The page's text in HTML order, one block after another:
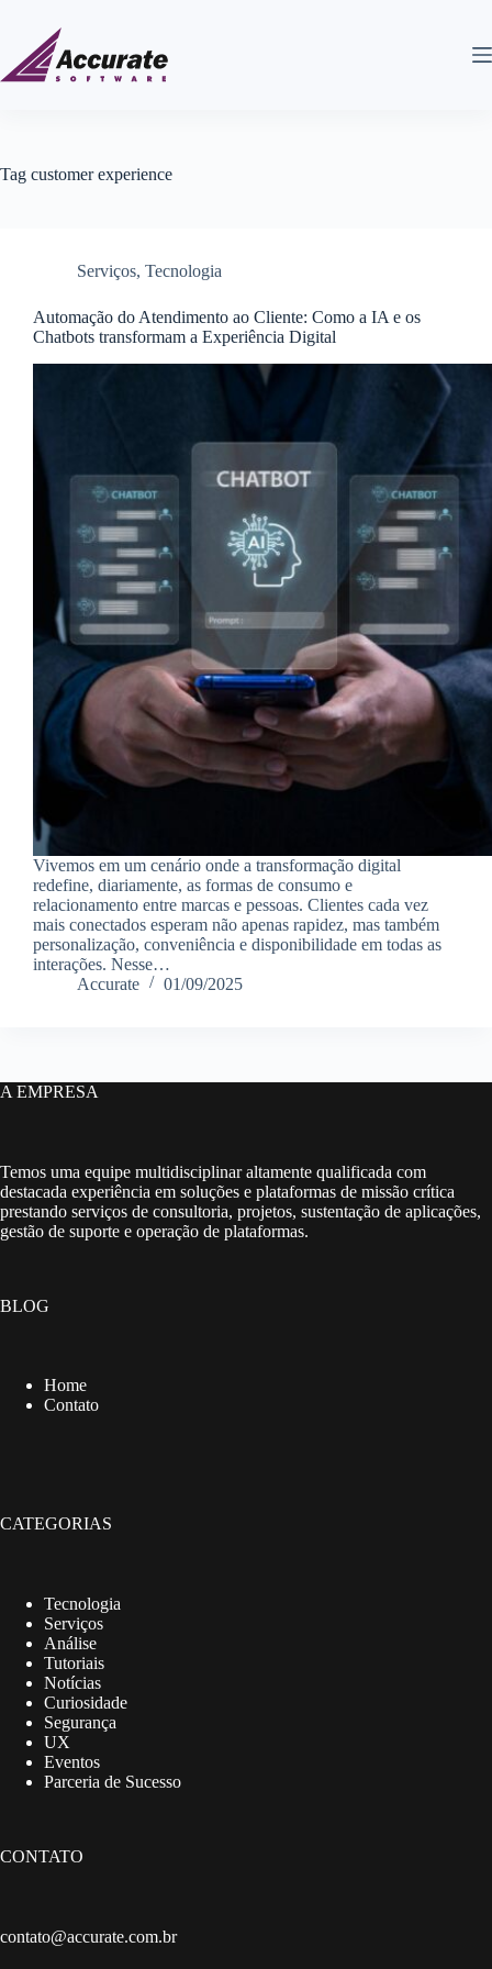
Tag customer experience
Serviços, Tecnologia
Automação do Atendimento ao Cliente: Como a IA e os
Chatbots transformam a Experiência Digital
Vivemos em um cenário onde a transformação digital
redefine, diariamente, as formas de consumo e
relacionamento entre marcas e pessoas. Clientes cada vez
mais conectados esperam não apenas rapidez, mas também
personalização, conveniência e disponibilidade em todas as
interações. Nesse…
Accurate
01/09/2025
A EMPRESA
Temos uma equipe multidisciplinar altamente qualificada com
destacada experiência em soluções e plataformas de missão crítica
prestando serviços de consultoria, projetos, sustentação de aplicações,
gestão de suporte e operação de plataformas.
BLOG
Home
Contato
CATEGORIAS
Tecnologia
Serviços
Análise
Tutoriais
Notícias
Curiosidade
Segurança
UX
Eventos
Parceria de Sucesso
CONTATO
contato@accurate.com.br